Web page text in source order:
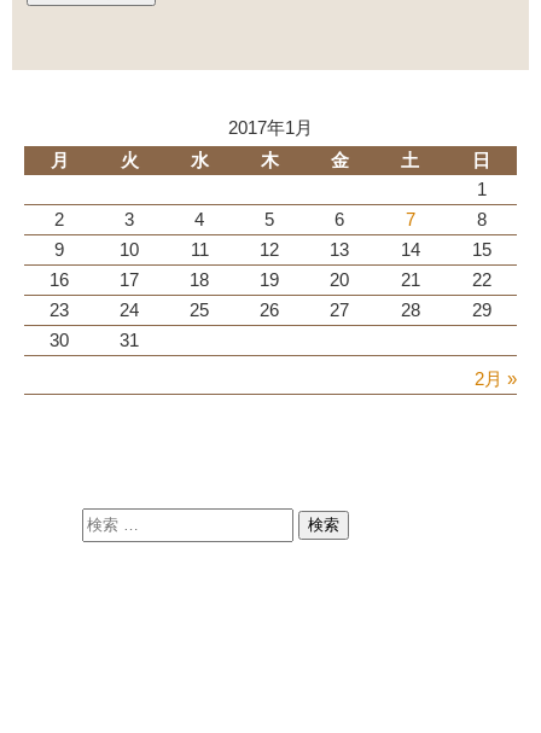
2017年1月
月
火 水 木 金 土 日
2月 »
1
2
3 4 5 6 7
8
9
10 11 12 13 14
15
16
17 18 19 20 21
22
23
24 25 26 27 28
29
30
31